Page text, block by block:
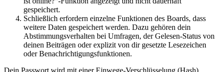
gespeichert.
Schließlich erfordern einzelne Funktionen des Boards, dass
weitere Daten gespeichert werden. Dazu gehören dein
Abstimmungsverhalten bei Umfragen, der Gelesen-Status von
deinen Beiträgen oder explizit von dir gesetzte Lesezeichen
oder Benachrichtigungsfunktionen.